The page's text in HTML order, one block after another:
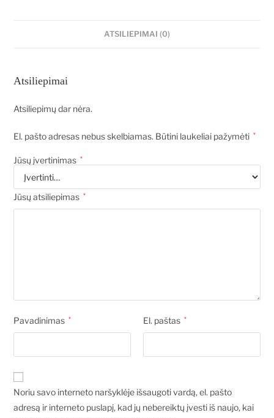
ATSILIEPIMAI (0)
Atsiliepimai
Atsiliepimų dar nėra.
El. pašto adresas nebus skelbiamas. Būtini laukeliai pažymėti *
Jūsų įvertinimas *
Jūsų atsiliepimas *
Pavadinimas * El. paštas *
Noriu savo interneto naršyklėje išsaugoti vardą, el. pašto
adresą ir interneto puslapį, kad jų nebereiktų įvesti iš naujo, kai